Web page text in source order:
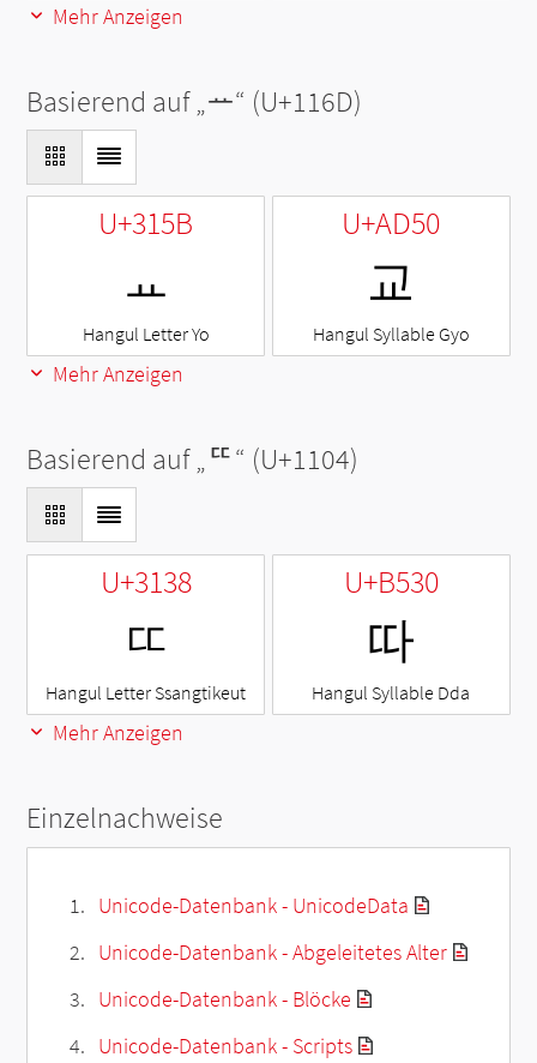
Mehr Anzeigen
Basierend auf „ᅭ“ (U+116D)
U+315B
ㅛ
Hangul Letter Yo
U+AD50
교
Hangul Syllable Gyo
Mehr Anzeigen
Basierend auf „ᄄ“ (U+1104)
U+3138
ㄸ
Hangul Letter Ssangtikeut
U+B530
따
Hangul Syllable Dda
Mehr Anzeigen
Einzelnachweise
Unicode-Datenbank - UnicodeData
Unicode-Datenbank - Abgeleitetes Alter
Unicode-Datenbank - Blöcke
Unicode-Datenbank - Scripts